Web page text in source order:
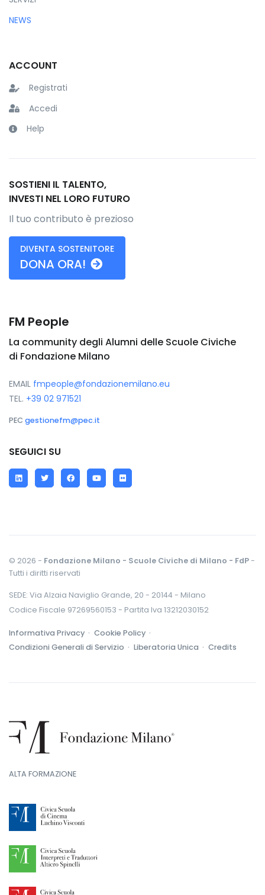
NEWS
ACCOUNT
Registrati
Accedi
Help
SOSTIENI IL TALENTO,
INVESTI NEL LORO FUTURO
Il tuo contributo è prezioso
DIVENTA SOSTENITORE
DONA ORA!
FM People
La community degli Alumni delle Scuole Civiche
di Fondazione Milano
EMAIL fmpeople@fondazionemilano.eu
TEL. +39 02 971521
PEC gestionefm@pec.it
SEGUICI SU
LinkedInTwitterFacebookYouTube
Flickr
© 2026 - Fondazione Milano - Scuole Civiche di Milano - FdP-
Tutti i diritti riservati
SEDE: Via Alzaia Naviglio Grande, 20 - 20144 - Milano
Codice Fiscale 97269560153 - Partita Iva 13212030152
Informativa Privacy · Cookie Policy ·
Condizioni Generali di Servizio · Liberatoria Unica · Credits
ALTA FORMAZIONE